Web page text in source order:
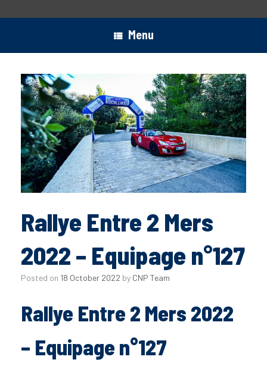
Menu
Rallye Entre 2 Mers
2022 – Equipage n°127
Posted on 18 October 2022 by CNP Team
Rallye Entre 2 Mers 2022
– Equipage n°127